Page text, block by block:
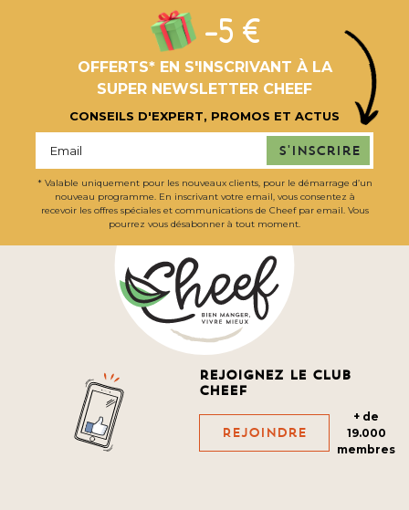
-5 €
OFFERTS* EN S'INSCRIVANT À LA
SUPER NEWSLETTER CHEEF
CONSEILS D'EXPERT, PROMOS ET ACTUS
S'inscrire
* Valable uniquement pour les nouveaux clients, pour le démarrage d’un
nouveau programme. En inscrivant votre email, vous consentez à
recevoir les offres spéciales et communications de Cheef par email. Vous
pourrez vous désabonner à tout moment.
Rejoignez le club
cheef
Rejoindre
+ de
19.000
membres